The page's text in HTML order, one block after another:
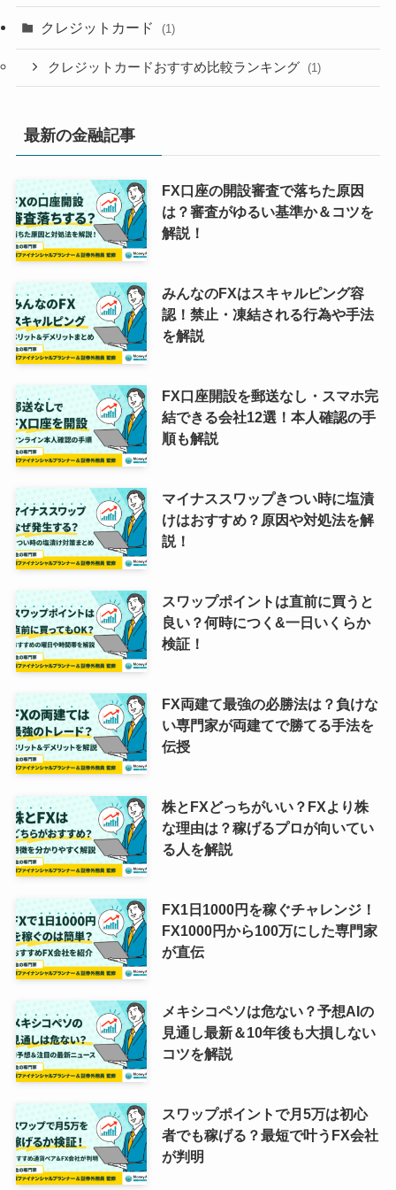
クレジットカード (1)
クレジットカードおすすめ比較ランキング (1)
最新の金融記事
FX口座の開設審査で落ちた原因
は？審査がゆるい基準か＆コツを
解説！
みんなのFXはスキャルピング容
認！禁止・凍結される行為や手法
を解説
FX口座開設を郵送なし・スマホ完
結できる会社12選！本人確認の手
順も解説
マイナススワップきつい時に塩漬
けはおすすめ？原因や対処法を解
説！
スワップポイントは直前に買うと
良い？何時につく&一日いくらか
検証！
FX両建て最強の必勝法は？負けな
い専門家が両建てで勝てる手法を
伝授
株とFXどっちがいい？FXより株
な理由は？稼げるプロが向いてい
る人を解説
FX1日1000円を稼ぐチャレンジ！
FX1000円から100万にした専門家
が直伝
メキシコペソは危ない？予想AIの
見通し最新＆10年後も大損しない
コツを解説
スワップポイントで月5万は初心
者でも稼げる？最短で叶うFX会社
が判明